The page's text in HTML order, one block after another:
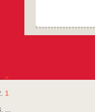
«
1